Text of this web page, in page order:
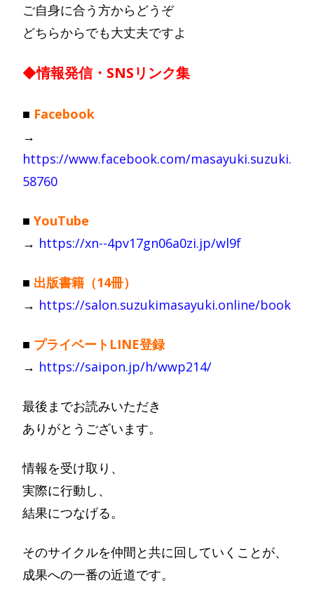
ご自身に合う方からどうぞ
どちらからでも大丈夫ですよ
◆情報発信・SNSリンク集
■ Facebook
→
https://www.facebook.com/masayuki.suzuki.
58760
■ YouTube
→ https://xn--4pv17gn06a0zi.jp/wl9f
■ 出版書籍（14冊）
→ https://salon.suzukimasayuki.online/book
■ プライベートLINE登録
→ https://saipon.jp/h/wwp214/
最後までお読みいただき
ありがとうございます。
情報を受け取り、
実際に行動し、
結果につなげる。
そのサイクルを仲間と共に回していくことが、
成果への一番の近道です。